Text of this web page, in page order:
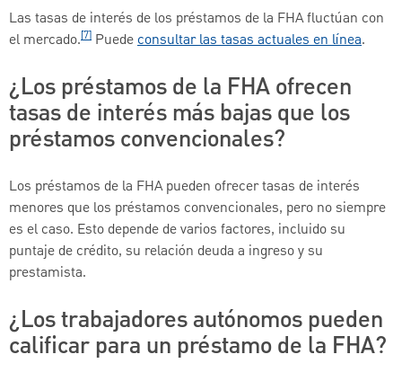
Las tasas de interés de los préstamos de la FHA fluctúan con
el mercado.[7] Puedeconsultar las tasas actuales en línea.
¿Los préstamos de la FHA ofrecen
tasas de interés más bajas que los
préstamos convencionales?
Los préstamos de la FHA pueden ofrecer tasas de interés
menores que los préstamos convencionales, pero no siempre
es el caso. Esto depende de varios factores, incluido su
puntaje de crédito, su relación deuda a ingreso y su
prestamista.
¿Los trabajadores autónomos pueden
calificar para un préstamo de la FHA?